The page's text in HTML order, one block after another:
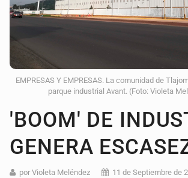
EMPRESAS Y EMPRESAS. La comunidad de
parque industrial Avant. (Foto: Violeta
'BOOM' DE
GENERA
por Violeta Meléndez 11 de Septiembre de